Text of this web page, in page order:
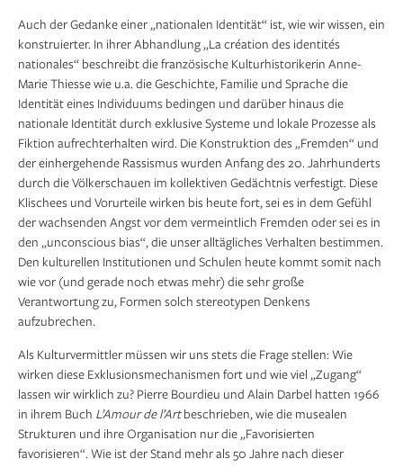
Auch der Gedanke einer „nationalen Identität“ ist, wie wir wissen, ein
konstruierter. In ihrer Abhandlung „La création des identités
nationales“ beschreibt die französische Kulturhistorikerin Anne-
Marie Thiesse wie u.a. die Geschichte, Familie und Sprache die
Identität eines Individuums bedingen und darüber hinaus die
nationale Identität durch exklusive Systeme und lokale Prozesse als
Fiktion aufrechterhalten wird. Die Konstruktion des „Fremden“ und
der einhergehende Rassismus wurden Anfang des 20. Jahrhunderts
durch die Völkerschauen im kollektiven Gedächtnis verfestigt. Diese
Klischees und Vorurteile wirken bis heute fort, sei es in dem Gefühl
der wachsenden Angst vor dem vermeintlich Fremden oder sei es in
den „unconscious bias“, die unser alltägliches Verhalten bestimmen.
Den kulturellen Institutionen und Schulen heute kommt somit nach
wie vor (und gerade noch etwas mehr) die sehr große
Verantwortung zu, Formen solch stereotypen Denkens
aufzubrechen.
Als Kulturvermittler müssen wir uns stets die Frage stellen: Wie
wirken diese Exklusionsmechanismen fort und wie viel „Zugang“
lassen wir wirklich zu? Pierre Bourdieu und Alain Darbel hatten 1966
in ihrem Buch L’Amour de l’Artbeschrieben, wie die musealen
Strukturen und ihre Organisation nur die „Favorisierten
favorisieren“. Wie ist der Stand mehr als 50 Jahre nach dieser